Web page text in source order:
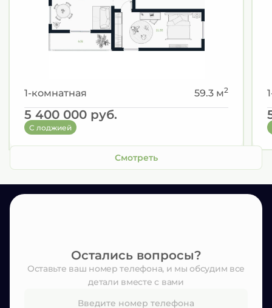
1-комнатная 59.3 м2
5 400 000 руб.
С лоджией
Смотреть
Остались вопросы?
Оставьте ваш номер телефона, и мы обсудим все
детали вместе с вами